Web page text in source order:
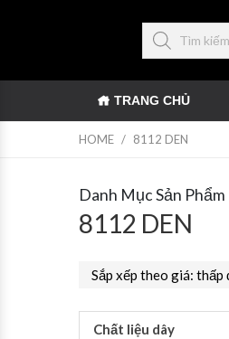
TRANG CHỦ
HOME / 8112 DEN
Danh Mục Sản Phẩm
8112 DEN
Chất liệu dây